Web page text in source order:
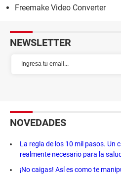
Freemake Video Converter
NEWSLETTER
NOVEDADES
La regla de los 10 mil pasos. Un
realmente necesario para la salud
¡No caigas! Así es como te